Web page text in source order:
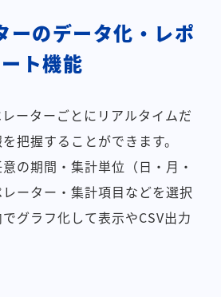
ーのデータ化・レポ
ート機能
ーターごとにリアルタイムだ
把握することができます。
の期間・集計単位（日・月・
ーター・集計項目などを選択
グラフ化して表示やCSV出力